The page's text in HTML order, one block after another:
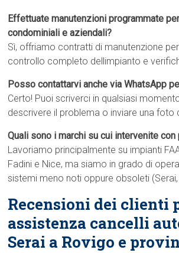
Effettuate manutenzioni programmate
condominiali e aziendali?
Sì, offriamo contratti di manutenzione
controllo completo dellimpianto e
Posso contattarvi anche via WhatsApp
Certo! Puoi scriverci in qualsiasi
descrivere il problema o inviare una foto
Quali sono i marchi su cui intervenite
Lavoriamo principalmente su impianti
Fadini e Nice, ma siamo in grado di
sistemi meno noti oppure obsoleti (Serai,
Recensioni dei clienti
assistenza cancelli
Serai a Rovigo e